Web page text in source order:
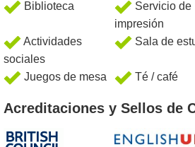
Biblioteca
Servicio de
impresión
Actividades
sociales
Sala de
Juegos de mesa Té / café
Acreditaciones y Sellos de